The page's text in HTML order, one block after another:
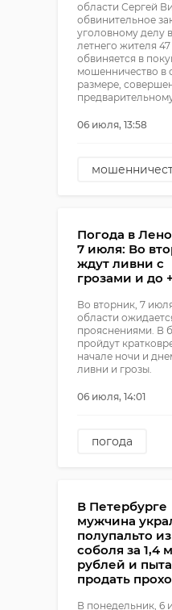
области Сергей
обвинительное
уголовному делу
летнего жителя
обвиняется в
мошенничество в
размере,
06 июля, 13:58
Погода в
7 июля: Во
ждут ливни с
грозами и до
Во вторник, 7
области
прояснениями. В
пройдут
начале ночи и
ливни и грозы.
06 июля, 14:01
погода
В Петербурге
мужчина
полупальто из
соболя за 1,4
рублей и
продать
В понедельник, 6